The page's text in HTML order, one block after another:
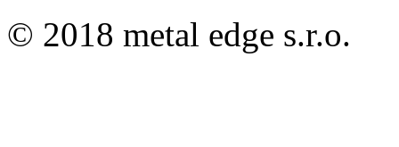
© 2018 metal edge s.r.o.